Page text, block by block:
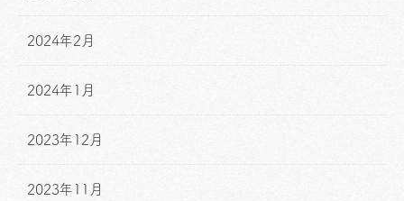
2024年2月
2024年1月
2023年12月
2023年11月